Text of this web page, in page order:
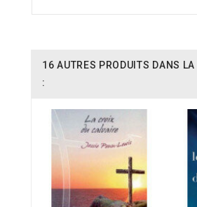
16 AUTRES PRODUITS DANS
: